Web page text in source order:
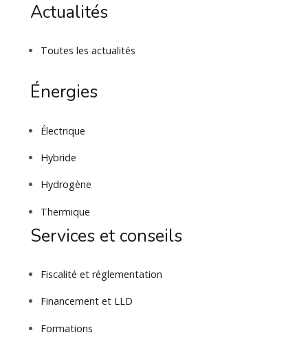
Actualités
Toutes les actualités
Énergies
Électrique
Hybride
Hydrogène
Thermique
Services et conseils
Fiscalité et réglementation
Financement et LLD
Formations